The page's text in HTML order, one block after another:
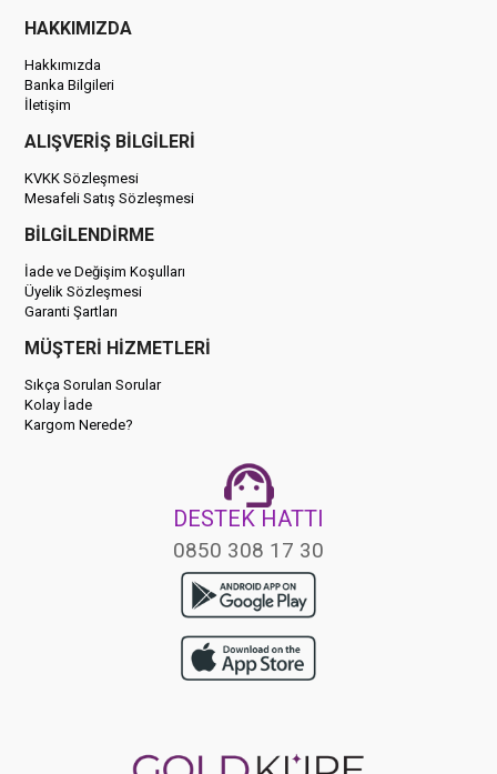
HAKKIMIZDA
Hakkımızda
Banka Bilgileri
İletişim
ALIŞVERİŞ BİLGİLERİ
KVKK Sözleşmesi
Mesafeli Satış Sözleşmesi
BİLGİLENDİRME
İade ve Değişim Koşulları
Üyelik Sözleşmesi
Garanti Şartları
MÜŞTERİ HİZMETLERİ
Sıkça Sorulan Sorular
Kolay İade
Kargom Nerede?
DESTEK HATTI
0850 308 17 30